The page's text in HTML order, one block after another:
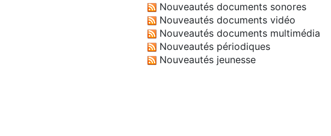
Nouveautés documents sonores
Nouveautés documents vidéo
Nouveautés documents multimédia
Nouveautés périodiques
Nouveautés jeunesse